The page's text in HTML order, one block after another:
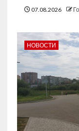
07.08.2026
НОВОСТИ